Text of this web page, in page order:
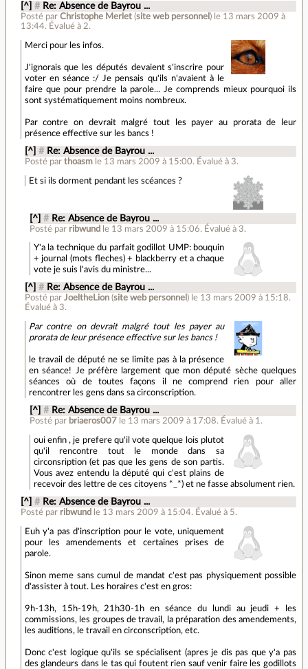
[^] # Re: Absence de Bayrou ...
Posté par Christophe Merlet(site web personnel ) le 13 mars 2009 à
13:44. Évalué à 2.
Merci pour les infos.
J'ignorais que les députés devaient s'inscrire pour
voter en séance :/ Je pensais qu'ils n'avaient à le
faire que pour prendre la parole... Je comprends mieux pourquoi ils
sont systématiquement moins nombreux.
Par contre on devrait malgré tout les payer au prorata de leur
présence effective sur les bancs !
[^] # Re: Absence de Bayrou ...
Posté parthoasm le 13 mars 2009 à 15:00. Évalué à 3.
Et si ils dorment pendant les scéances ?
[^] # Re: Absence de Bayrou ...
Posté par ribwund le 13 mars 2009 à 15:06. Évalué à 3.
Y'a la technique du parfait godillot UMP: bouquin
+ journal (mots fleches) + blackberry et a chaque
vote je suis l'avis du ministre...
[^] # Re: Absence de Bayrou ...
Posté parJoeltheLion (site web personnel ) le 13 mars 2009 à 15:18.
Évalué à 3.
Par contre on devrait malgré tout les payer au
prorata de leur présence effective sur les bancs !
le travail de député ne se limite pas à la présence
en séance! Je préfère largement que mon député sèche quelques
séances où de toutes façons il ne comprend rien pour aller
rencontrer les gens dans sa circonscription.
[^] # Re: Absence de Bayrou ...
Posté par briaeros007 le 13 mars 2009 à 17:08. Évalué à 1 .
oui enfin , je prefere qu'il vote quelque lois plutot
qu'il rencontre tout le monde dans sa
circonsription (et pas que les gens de son partis.
Vous avez entendu la député qui c'est plains de
recevoir des lettre de ces citoyens *_*) et ne fasse absolument rien.
[^] # Re: Absence de Bayrou ...
Posté par ribwund le 13 mars 2009 à 15:04. Évalué à 5.
Euh y'a pas d'inscription pour le vote, uniquement
pour les amendements et certaines prises de
parole.
Sinon meme sans cumul de mandat c'est pas physiquement possible
d'assister à tout. Les horaires c'est en gros:
9h-13h, 15h-19h, 21h30-1h en séance du lundi au jeudi + les
commissions, les groupes de travail, la préparation des amendements,
les auditions, le travail en circonscription, etc.
Donc c'est logique qu'ils se spécialisent (apres je dis pas que y'a pas
des glandeurs dans le tas qui foutent rien sauf venir faire les godillots